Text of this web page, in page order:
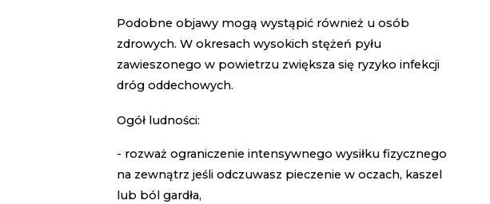
Podobne objawy mogą wystąpić również u osób
zdrowych. W okresach wysokich stężeń pyłu
zawieszonego w powietrzu zwiększa się ryzyko infekcji
dróg oddechowych.
Ogół ludności:
- rozważ ograniczenie intensywnego wysiłku fizycznego
na zewnątrz jeśli odczuwasz pieczenie w oczach, kaszel
lub ból gardła,